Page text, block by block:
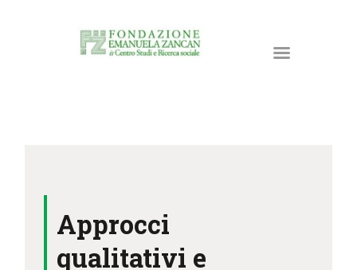
ATTIVITÀ E PROGETTI
PUBBLICAZIONI
Approcci
qualitativi e